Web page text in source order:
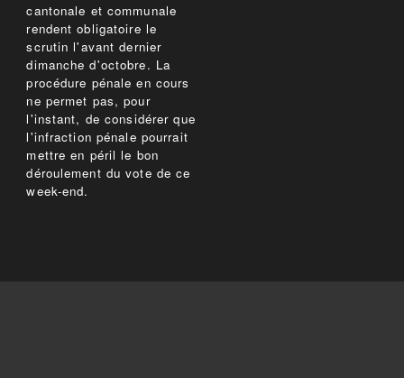
cantonale et communale
rendent obligatoire le
scrutin l'avant dernier
dimanche d'octobre. La
procédure pénale en cours
ne permet pas, pour
l'instant, de considérer que
l'infraction pénale pourrait
mettre en péril le bon
déroulement du vote de ce
week-end.